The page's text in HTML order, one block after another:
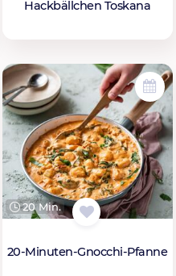
Hackbällchen Toskana
20 Min.
20-Minuten-Gnocchi-Pfanne